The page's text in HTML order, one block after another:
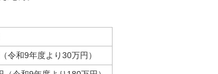
令和9年度より30万円）